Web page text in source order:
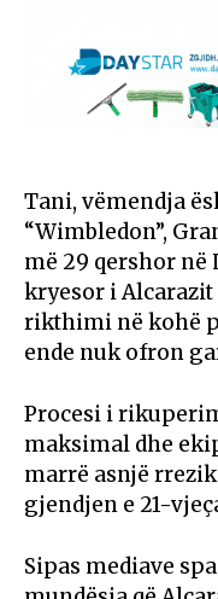
Tani, vëmendja
“Wimbledon”,
më 29 qershor në
kryesor i
rikthimi në kohë
ende nuk ofron
Procesi i
maksimal dhe
marrë asnjë
gjendjen e 21-
Sipas mediave